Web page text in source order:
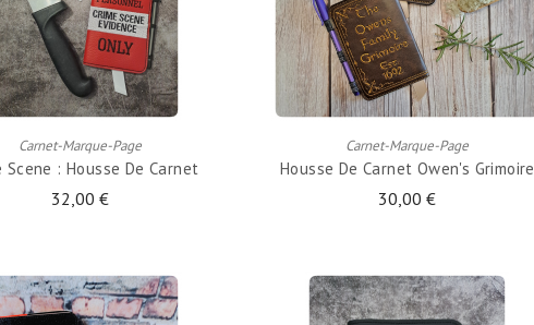
Carnet-Marque-Page
Scene : Housse De Carnet
32,00 €
AJOUTER AU PANIER
Carnet-Marque-Page
Housse De Carnet Owen's Grimoire
30,00 €
AJOUTER AU PANIER